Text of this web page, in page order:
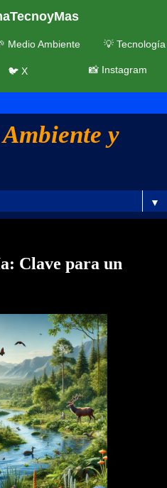
y
Medio Ambiente 💡 Tecnología
🐦 X 📸 Instagram
▼
Clave para un